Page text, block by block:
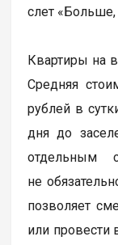
слет «Больше,
Квартиры на
Средняя
рублей в
дня до
отдельным
не
позволяет
или провести